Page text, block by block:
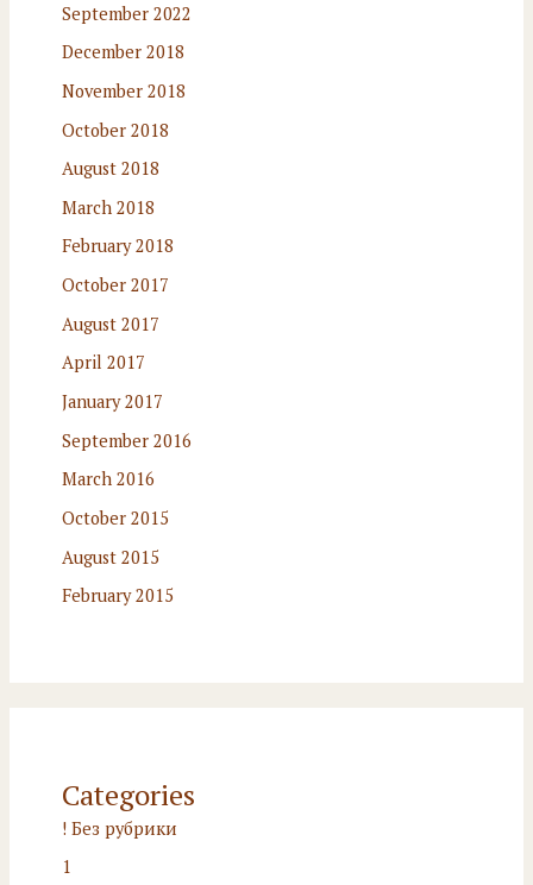
September 2022
December 2018
November 2018
October 2018
August 2018
March 2018
February 2018
October 2017
August 2017
April 2017
January 2017
September 2016
March 2016
October 2015
August 2015
February 2015
Categories
! Без рубрики
1